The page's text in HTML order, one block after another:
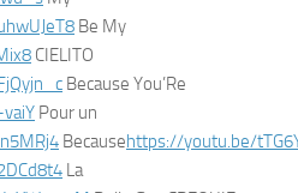
Be My
CIELITO
Because You’Re
Pour un
Becausehttps://youtu.be/
La